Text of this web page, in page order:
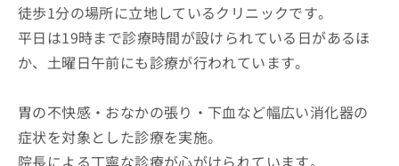
徒歩1分の場所に立地しているクリニックです。
平日は19時まで診療時間が設けられている日があるほ
か、土曜日午前にも診療が行われています。
胃の不快感・おなかの張り・下血など幅広い消化器の
症状を対象とした診療を実施。
院長による丁寧な診療が心がけられています。